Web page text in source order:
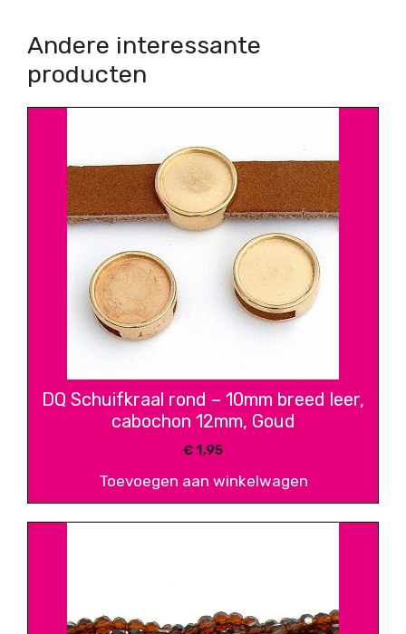
Andere interessante
producten
DQ Schuifkraal rond – 10mm breed leer,
cabochon 12mm, Goud
€1,95
Toevoegen aan winkelwagen